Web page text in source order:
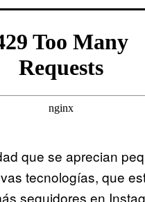
que se aprecian
tecnologías, que
seguidores en